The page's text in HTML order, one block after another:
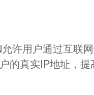
许用户通过互联
的真实IP地址，提